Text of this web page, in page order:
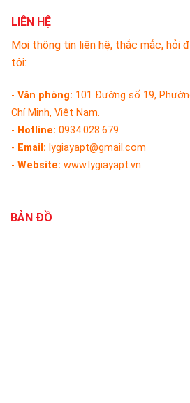
LIÊN HỆ
Mọi thông tin liên hệ, thắc mắc, hỏi
tôi:
- Văn phòng: 101 Đường số 19,
Chí Minh, Việt Nam.
- Hotline: 0934.028.679
- Email: lygiayapt@gmail.com
- Website: www.lygiayapt.vn
BẢN ĐỒ